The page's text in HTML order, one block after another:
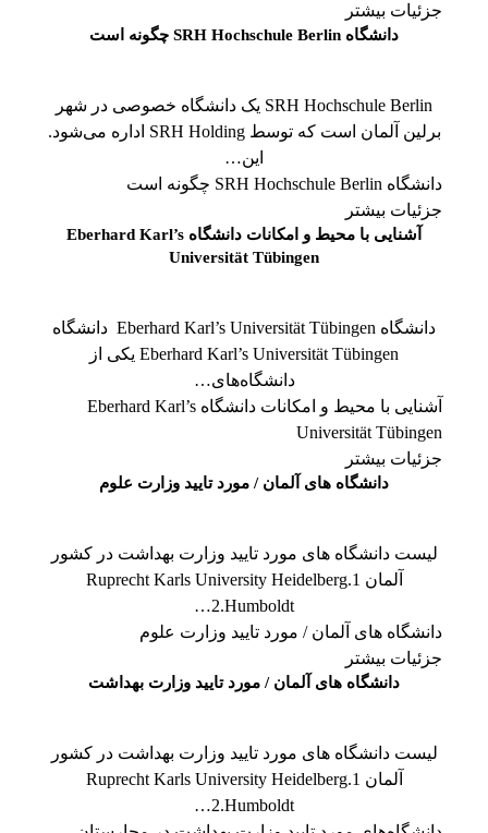
جزئیات بیشتر
دانشگاه SRH Hochschule Berlin چگونه است
SRH Hochschule Berlin یک دانشگاه خصوصی در شهر
برلین آلمان است که توسط SRH Holding اداره می‌شود.
این…
دانشگاه SRH Hochschule Berlin چگونه است
جزئیات بیشتر
آشنایی با محیط و امکانات دانشگاه Eberhard Karl’s
Universität Tübingen
دانشگاه Eberhard Karl’s Universität Tübingen دانشگاه
Eberhard Karl’s Universität Tübingen یکی از
دانشگاه‌های…
آشنایی با محیط و امکانات دانشگاه Eberhard Karl’s
Universität Tübingen
جزئیات بیشتر
دانشگاه های آلمان / مورد تایید وزارت علوم
لیست دانشگاه های مورد تایید وزارت بهداشت در کشور
آلمان 1.Ruprecht Karls University Heidelberg
2.Humboldt…
دانشگاه های آلمان / مورد تایید وزارت علوم
جزئیات بیشتر
دانشگاه های آلمان / مورد تایید وزارت بهداشت
لیست دانشگاه های مورد تایید وزارت بهداشت در کشور
آلمان 1.Ruprecht Karls University Heidelberg
2.Humboldt…